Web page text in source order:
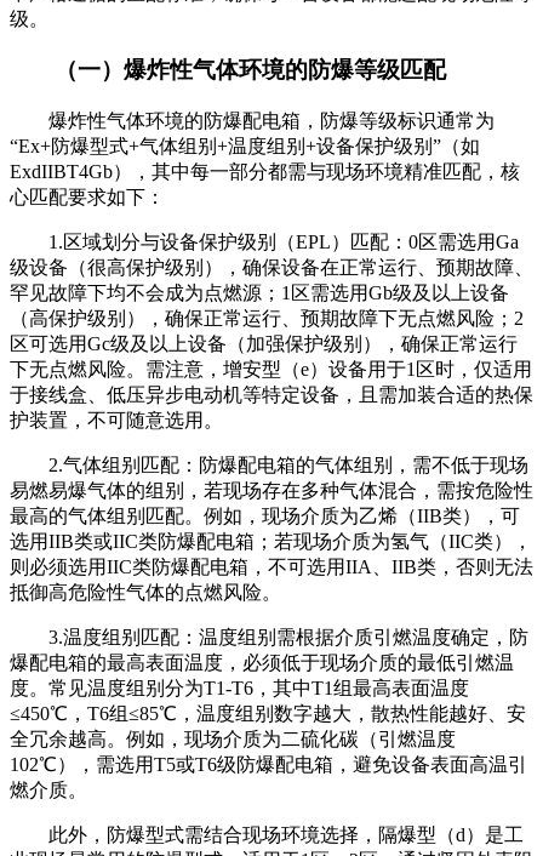
级。
（一）爆炸性气体环境的防爆等级匹配
爆炸性气体环境的防爆配电箱，防爆等级标识通常为
“Ex+防爆型式+气体组别+温度组别+设备保护级别”（如
ExdIIBT4Gb），其中每一部分都需与现场环境精准匹配，核
心匹配要求如下：
1.区域划分与设备保护级别（EPL）匹配：0区需选用Ga
级设备（很高保护级别），确保设备在正常运行、预期故障、
罕见故障下均不会成为点燃源；1区需选用Gb级及以上设备
（高保护级别），确保正常运行、预期故障下无点燃风险；2
区可选用Gc级及以上设备（加强保护级别），确保正常运行
下无点燃风险。需注意，增安型（e）设备用于1区时，仅适用
于接线盒、低压异步电动机等特定设备，且需加装合适的热保
护装置，不可随意选用。
2.气体组别匹配：防爆配电箱的气体组别，需不低于现场
易燃易爆气体的组别，若现场存在多种气体混合，需按危险性
最高的气体组别匹配。例如，现场介质为乙烯（IIB类），可
选用IIB类或IIC类防爆配电箱；若现场介质为氢气（IIC类），
则必须选用IIC类防爆配电箱，不可选用IIA、IIB类，否则无法
抵御高危险性气体的点燃风险。
3.温度组别匹配：温度组别需根据介质引燃温度确定，防
爆配电箱的最高表面温度，必须低于现场介质的最低引燃温
度。常见温度组别分为T1-T6，其中T1组最高表面温度
≤450℃，T6组≤85℃，温度组别数字越大，散热性能越好、安
全冗余越高。例如，现场介质为二硫化碳（引燃温度
102℃），需选用T5或T6级防爆配电箱，避免设备表面高温引
燃介质。
此外，防爆型式需结合现场环境选择，隔爆型（d）是工